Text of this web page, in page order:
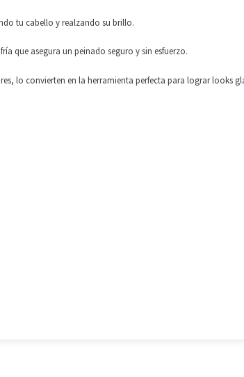
tu cabello y realzando su brillo.
que asegura un peinado seguro y sin esfuerzo.
lo convierten en la herramienta perfecta para lograr looks